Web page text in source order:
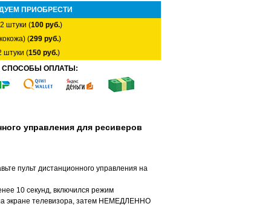
ПРИОБРЕСТИ
штуки (100 руб.)
(299 руб.)
штуки (150 руб.)
СПОСОБЫ ОПЛАТЫ:
управления для ресиверов
пульт дистанционного управления на
10 секунд, включился режим
на экране телевизора, затем НЕМЕДЛЕННО